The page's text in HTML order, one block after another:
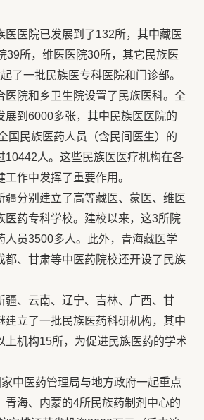
医院已发展到了132所，其中藏医
39所，维医医院30所，其它民族医
了一批民族医专科医院和门诊部。
医院和乡卫生院设置了民族医科。全
展到6000多张，其中民族医医院的
国民族医药人员（含民间医生）的
10442人。这些民族医医疗机构在各
工作中发挥了重要作用。
分别建立了高等藏医、蒙医、维医
医药专科学校。建校以来，这3所院
人员3500多人。此外，青海藏医学
都、甘肃等中医药院校还开设了民族
、云南、辽宁、吉林、广西、甘
建立了一批民族医药科研机构，其中
上机构15所，为促进民族医药的学术
中医药管理局与地方政府一起重点
青海、内蒙的4所民族药制剂中心的